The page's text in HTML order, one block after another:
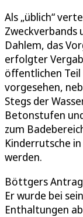
Als „üblich“
Zweckverbands
Dahlem, das
erfolgter
öffentlichen
vorgesehen,
Stegs der
Betonstufen
zum
Kinderrutsche
werden.
Böttgers
Er wurde bei
Enthaltungen